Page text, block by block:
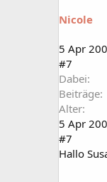
Nicole
5 Apr
#7
Dabei
Beiträge
Alter
5 Apr
#7
Hallo